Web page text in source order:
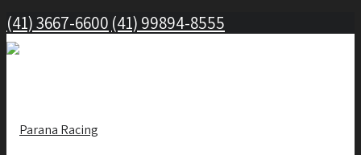
(41) 3667-6600 (41) 99894-8555